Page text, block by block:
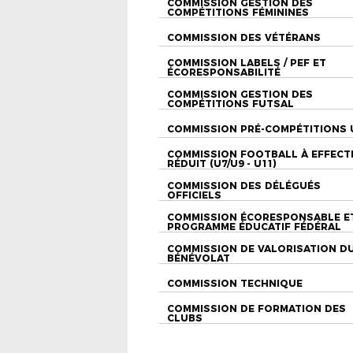
COMMISSION GESTION DES
COMPÉTITIONS FÉMININES
COMMISSION DES VÉTÉRANS
COMMISSION LABELS / PEF ET
ÉCORESPONSABILITÉ
COMMISSION GESTION DES
COMPÉTITIONS FUTSAL
COMMISSION PRÉ-COMPÉTITIONS
COMMISSION FOOTBALL À
RÉDUIT (U7/U9 - U11)
COMMISSION DES DÉLÉGUÉS
OFFICIELS
COMMISSION ÉCORESPONSABLE
PROGRAMME ÉDUCATIF FÉDÉRAL
COMMISSION DE VALORISATION
BÉNÉVOLAT
COMMISSION TECHNIQUE
COMMISSION DE FORMATION DES
CLUBS